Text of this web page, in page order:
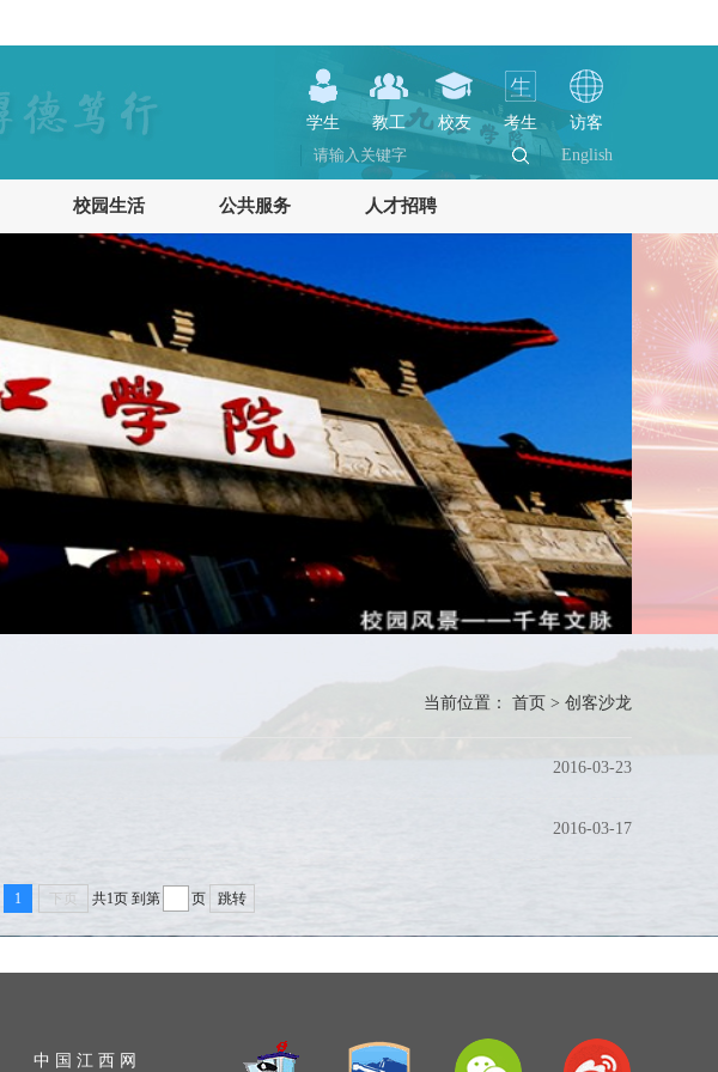
学生 教工 校友 考生
访客
English
校园生活 公共服务 人才招聘
当前位置： 首页 > 创客沙龙
2016-03-23
2016-03-17
1 下页 共1页 到第 页 跳转
中 国 江 西 网